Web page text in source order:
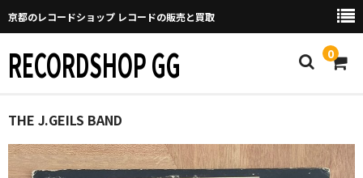
京都のレコードショップ レコードの販売と買取
RECORDSHOP GG 0
Home
マイページ
THE J.GEILS BAND